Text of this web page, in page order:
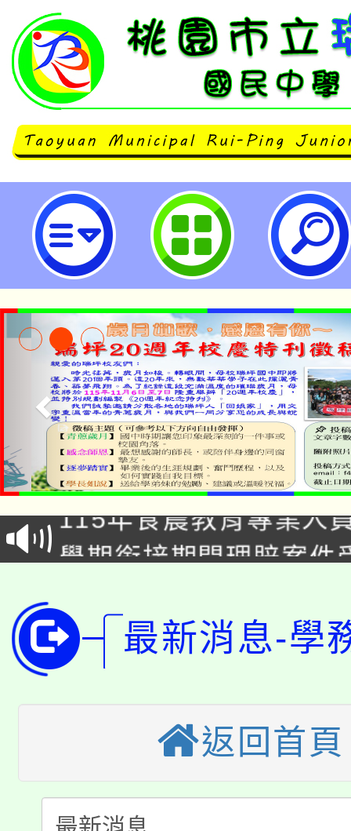
本府衛生局因應菸害防制法修正施
國民中學
淨零綠生活教案入校路
會
115年食農教育專業人
程
學期銜接期間理賠案件
版
公告本校115學年度第
代理(課)教師甄選結果(
「2026金融保險知識
車」活動
桃園市115學年度學生
生本土語及新住民語歌
公告本校115學年度第
代理(課)教師甄選結果(
公告本校115學年度第
轉知中國文化大學推廣
最新消息-學
返回首頁